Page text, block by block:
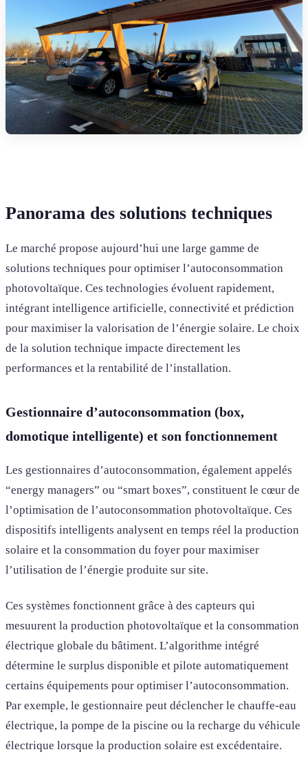
Panorama des solutions techniques
Le marché propose aujourd’hui une large gamme de
solutions techniques pour optimiser l’autoconsommation
photovoltaïque. Ces technologies évoluent rapidement,
intégrant intelligence artificielle, connectivité et prédiction
pour maximiser la valorisation de l’énergie solaire. Le choix
de la solution technique impacte directement les
performances et la rentabilité de l’installation.
Gestionnaire d’autoconsommation (box,
domotique intelligente) et son fonctionnement
Les gestionnaires d’autoconsommation, également appelés
“energy managers” ou “smart boxes”, constituent le cœur de
l’optimisation de l’autoconsommation photovoltaïque. Ces
dispositifs intelligents analysent en temps réel la production
solaire et la consommation du foyer pour maximiser
l’utilisation de l’énergie produite sur site.
Ces systèmes fonctionnent grâce à des capteurs qui
mesuurent la production photovoltaïque et la consommation
électrique globale du bâtiment. L’algorithme intégré
détermine le surplus disponible et pilote automatiquement
certains équipements pour optimiser l’autoconsommation.
Par exemple, le gestionnaire peut déclencher le chauffe-eau
électrique, la pompe de la piscine ou la recharge du véhicule
électrique lorsque la production solaire est excédentaire.